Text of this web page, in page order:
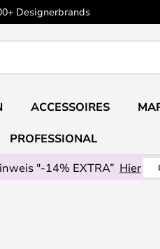
Designerbrands
ACCESSOIRES
PROFESSIONAL
"-14% EXTRA” Hier